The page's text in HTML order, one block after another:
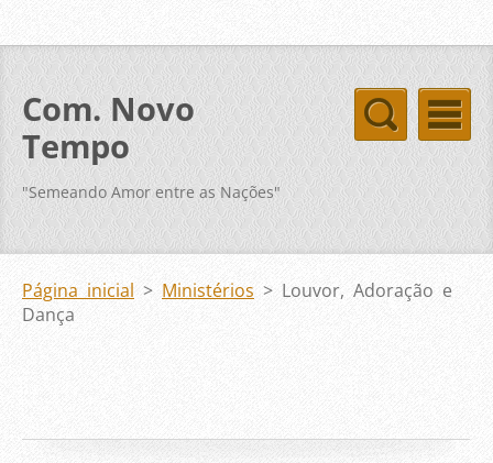
Com. Novo
Tempo
"Semeando Amor entre as Nações"
Página inicial > Ministérios > Louvor, Adoração e
Dança